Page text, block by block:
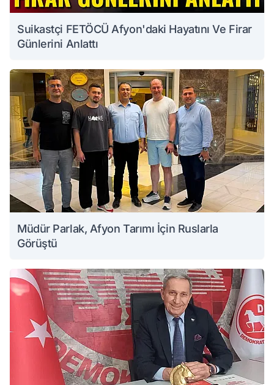
Suikastçi FETÖCÜ Afyon'daki Hayatını Ve Firar
Günlerini Anlattı
Müdür Parlak, Afyon Tarımı İçin Ruslarla
Görüştü